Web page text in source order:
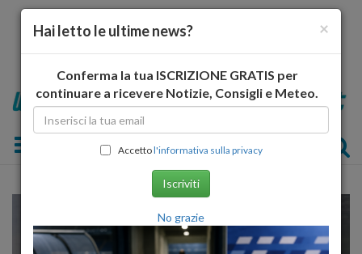
Toggle navigation
×
Hai letto le ultime news?
Conferma la tua ISCRIZIONE GRATIS per
continuare a ricevere Notizie, Consigli e Meteo.
Accettol'informativa sulla privacy
Iscriviti
No grazie